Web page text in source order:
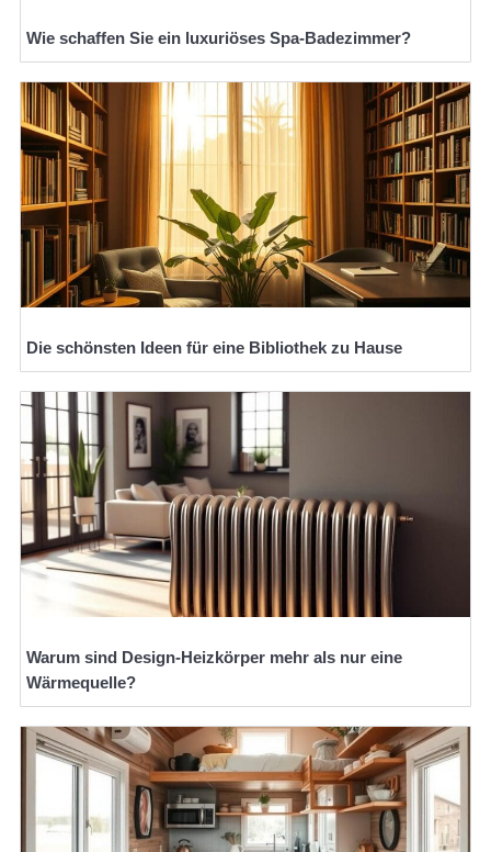
Wie schaffen Sie ein luxuriöses Spa-Badezimmer?
Die schönsten Ideen für eine Bibliothek zu Hause
Warum sind Design-Heizkörper mehr als nur eine
Wärmequelle?